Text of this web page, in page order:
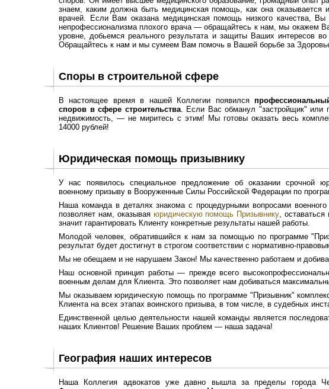
знаем, каким должна быть медицинская помощь, как она
врачей. Если Вам оказана медицинская помощь низкого качества,
непрофессионализма плохого врача — обращайтесь к нам, мы окажем
уровне, добьемся реального результата и защиты Ваших интересов
Обращайтесь к нам и мы сумеем Вам помочь в Вашей борьбе за
Споры в строительной сфере
В настоящее время в нашей Коллегии появился
споров в сфере строительства. Если Вас обманул "застройщик" или
недвижимость, — не миритесь с этим! Мы готовы оказать весь
14000 рублей!
Юридическая помощь призывнику
У нас появилось специальное предложение об оказании
военному призыву в Вооруженные Силы Российской Федерации по
Наша команда в деталях знакома с процедурными вопросами
позволяет нам, оказывая юридическую помощь Призывнику, оставаться
значит гарантировать Клиенту конкретные результаты нашей работы.
Молодой человек, обратившийся к нам за помощью по программе
результат будет достигнут в строгом соответствии с нормативно-
Мы не обещаем и не нарушаем Закон! Мы качественно работаем и
Наш основной принцип работы — прежде всего
военным делам для Клиента. Это позволяет нам добиваться
Мы оказываем юридическую помощь по программе "Призывник"
Клиента на всех этапах воинского призыва, в том числе, в судебных
Единственной целью деятельности нашей команды является
наших Клиентов! Решение Ваших проблем — наша задача!
География наших интересов
Наша Коллегия адвокатов уже давно вышла за пределы города